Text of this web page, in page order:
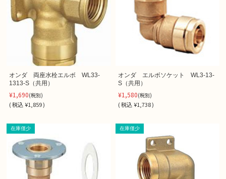
オンダ 両座水栓エルボ WL33-
1313-S（共用）
¥1,690(税別)
(税込¥1,859 )
オンダ エルボソケット WL3-13-
S（共用）
¥1,580(税別)
(税込 ¥1,738 )
在庫僅少 在庫僅少